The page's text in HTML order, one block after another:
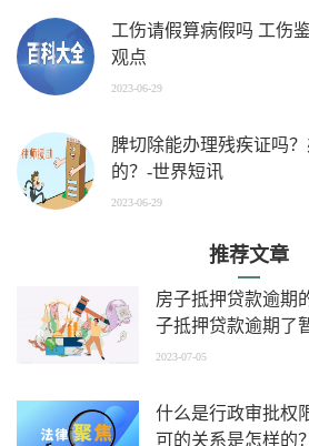
工伤请假算病假吗 工伤
观点
2023-06-29
脾切除能办理残疾证吗
的？-世界短讯
2023-06-29
推荐文章
房子抵押贷款逾期
子抵押贷款逾期了
是什么？|热文
2023-07-05
什么是行政审批权
可的关系是怎样的？